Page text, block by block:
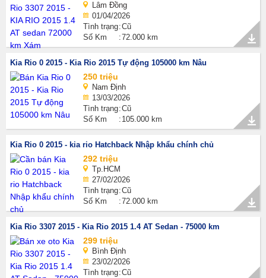
Lâm Đồng
01/04/2026
Tình trạng Cũ
Số Km
72.000 km
Kia Rio 0 2015 - Kia Rio 2015 Tự động 105000 km Nâu
250 triệu
Nam Định
13/03/2026
Tình trạng Cũ
Số Km
105.000 km
Kia Rio 0 2015 - kia rio Hatchback Nhập khẩu chính chủ
292 triệu
Tp.HCM
27/02/2026
Tình trạng Cũ
Số Km
72.000 km
Kia Rio 3307 2015 - Kia Rio 2015 1.4 AT Sedan - 75000 km
299 triệu
Bình Định
23/02/2026
Tình trạng Cũ